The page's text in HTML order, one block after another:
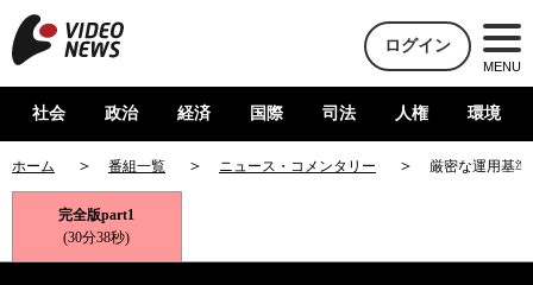
ログイン
MENU
社会 政治 経済 国際 司法 人権 環境
ホーム 番組一覧 ニュース・コメンタリー 厳密な運用基
完全版part1
(30分38秒)